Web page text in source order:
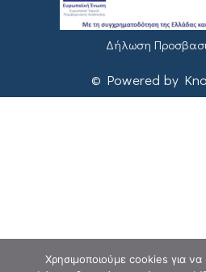
Δήλωση
© Powered by
Χρησιμοποιούμε cookies για